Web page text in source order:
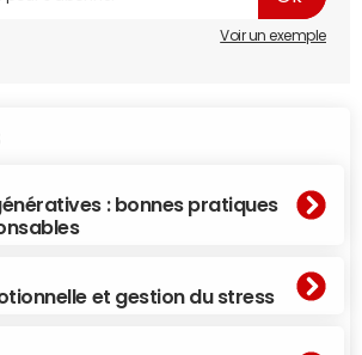
Voir un exemple
: bonnes pratiques
et gestion du stress